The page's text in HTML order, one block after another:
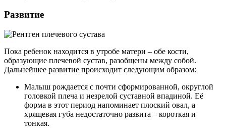
Развитие
Пока ребенок находится в утробе матери – обе кости,
образующие плечевой сустав, разобщены между собой.
Дальнейшее развитие происходит следующим образом:
Малыш рождается с почти сформированной, округлой
головкой плеча и незрелой суставной впадиной. Её
форма в этот период напоминает плоский овал, а
хрящевая губа недостаточно развита – короткая и
тонкая.